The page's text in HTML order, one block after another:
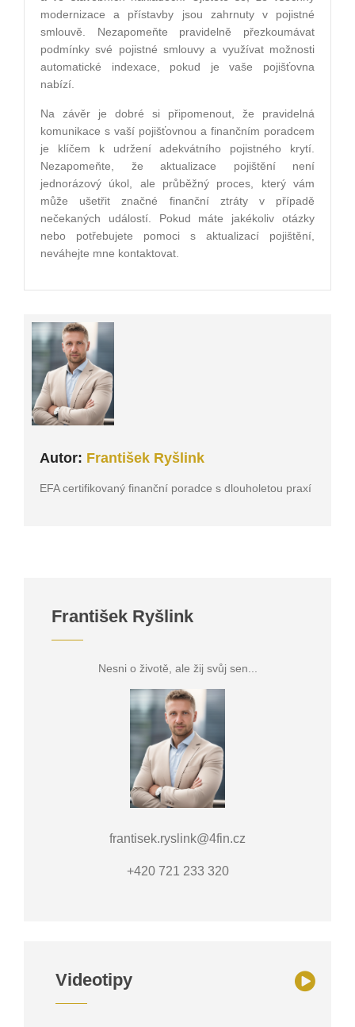
modernizace a přístavby jsou zahrnuty v pojistné
smlouvě. Nezapomeňte pravidelně přezkoumávat
podmínky své pojistné smlouvy a využívat možnosti
automatické indexace, pokud je vaše pojišťovna
nabízí.
Na závěr je dobré si připomenout, že pravidelná
komunikace s vaší pojišťovnou a finančním poradcem
je klíčem k udržení adekvátního pojistného krytí.
Nezapomeňte, že aktualizace pojištění není
jednorázový úkol, ale průběžný proces, který vám
může ušetřit značné finanční ztráty v případě
nečekaných událostí. Pokud máte jakékoliv otázky
nebo potřebujete pomoci s aktualizací pojištění,
neváhejte mne kontaktovat.
Autor: František Ryšlink
EFA certifikovaný finanční poradce s dlouholetou praxí
František Ryšlink
Nesni o životě, ale žij svůj sen...
frantisek.ryslink@4fin.cz
+420 721 233 320
Videotipy